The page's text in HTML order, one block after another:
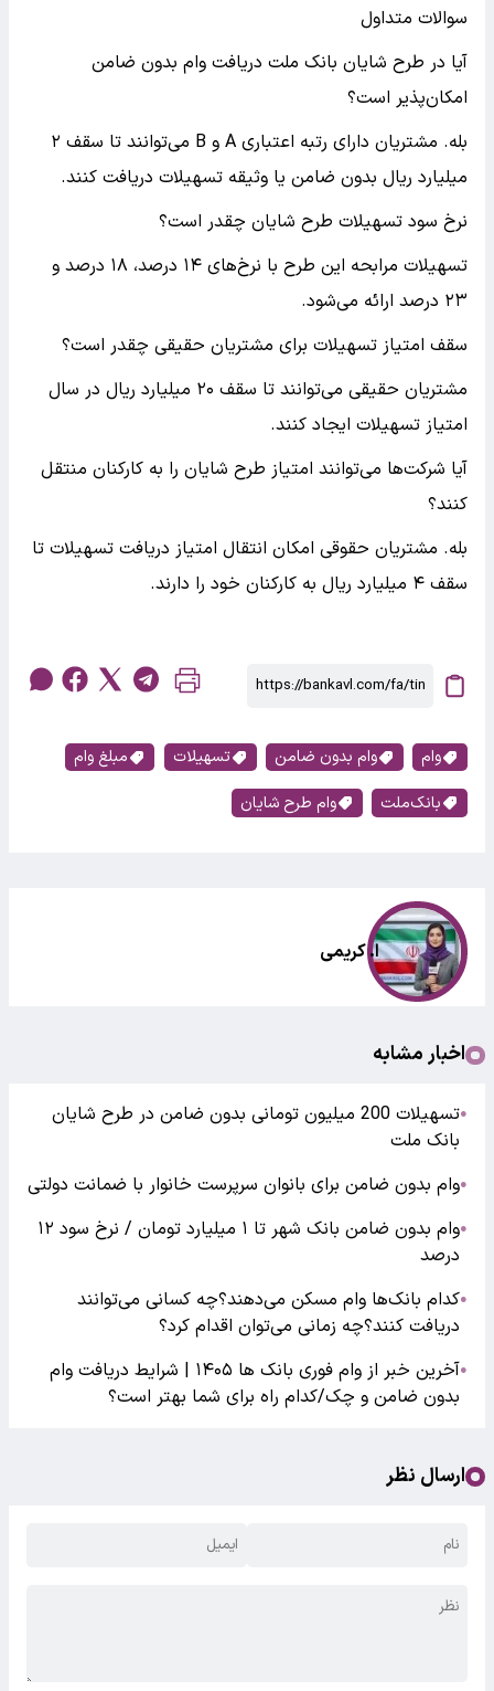
سوالات متداول
آیا در طرح شایان بانک ملت دریافت وام بدون ضامن
امکان‌پذیر است؟
بله. مشتریان دارای رتبه اعتباری A و B می‌توانند تا سقف ۲
میلیارد ریال بدون ضامن یا وثیقه تسهیلات دریافت کنند.
نرخ سود تسهیلات طرح شایان چقدر است؟
تسهیلات مرابحه این طرح با نرخ‌های ۱۴ درصد، ۱۸ درصد و
۲۳ درصد ارائه می‌شود.
سقف امتیاز تسهیلات برای مشتریان حقیقی چقدر است؟
مشتریان حقیقی می‌توانند تا سقف ۲۰ میلیارد ریال در سال
امتیاز تسهیلات ایجاد کنند.
آیا شرکت‌ها می‌توانند امتیاز طرح شایان را به کارکنان منتقل
کنند؟
بله. مشتریان حقوقی امکان انتقال امتیاز دریافت تسهیلات تا
سقف ۴ میلیارد ریال به کارکنان خود را دارند.
وام وام بدون ضامن تسهیلات
مبلغ وام
بانک‌ملت
وام طرح شایان
ا. کریمی
اخبار مشابه
●
تسهیلات 200 میلیون تومانی بدون ضامن در طرح شایان
بانک ملت
●وام بدون ضامن برای بانوان سرپرست خانوار با ضمانت دولتی
●
وام بدون ضامن بانک شهر تا ۱ میلیارد تومان / نرخ سود ۱۲
درصد
●کدام بانک‌ها وام مسکن می‌دهند؟چه کسانی می‌توانند
دریافت کنند؟چه زمانی می‌توان اقدام کرد؟
●
آخرین خبر از وام فوری بانک ها ۱۴۰۵ | شرایط دریافت وام
بدون ضامن و چک/کدام راه برای شما بهتر است؟
ارسال نظر